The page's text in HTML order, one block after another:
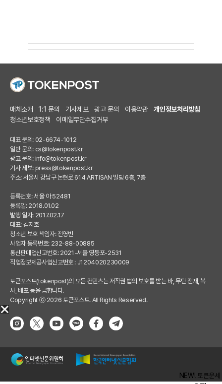
NEW! 토큰운세
매체소개 1:1 문의 기사제보 광고 문의 이용약관
개인정보처리방침
청소년보호정책
이메일무단수집거부
대표 문의: 02-6674-1012
일반 문의: cs@tokenpost.kr
광고 문의: info@tokenpost.kr
기사 제보: press@tokenpost.kr
주소: 서울시 강남구 논현로 614 ARTISAN 빌딩 6층, 7층
등록번호: 서울 아 52481
등록일: 2018.01.02
발행 일자: 2017.02.17
대표: 김지호
청소년 보호 책임자: 전영빈
사업자 등록번호: 232-88-00885
통신판매업신고번호: 2021-서울 영등포-2531
직업정보제공사업신고번호 : J1204020230009
토큰포스트(tokenpost)의 모든 컨텐츠는 저작권 법의 보호를 받는 바, 무단 전재, 복
사, 배포 등을 금합니다.
Copyright ⓒ 2026 토큰포스트. All Rights Reserved.